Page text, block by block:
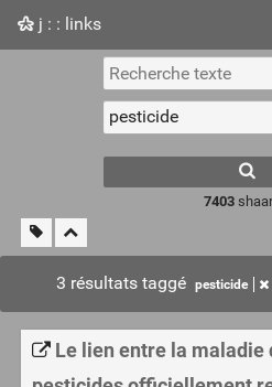
j : : links
Nuage de tags Mur d'images
7403
3 résultats taggé pesticide
Le lien entre la maladie